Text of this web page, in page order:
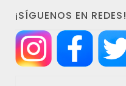
¡SÍGUENOS EN REDES!